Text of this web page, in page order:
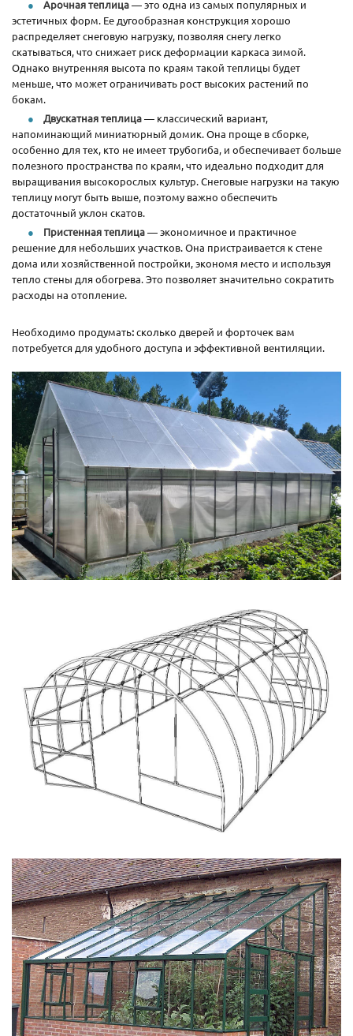
Арочная теплица— это одна из самых популярных и
эстетичных форм. Ее дугообразная конструкция хорошо
распределяет снеговую нагрузку, позволяя снегу легко
скатываться, что снижает риск деформации каркаса зимой.
Однако внутренняя высота по краям такой теплицы будет
меньше, что может ограничивать рост высоких растений по
бокам.
Двускатная теплица— классический вариант,
напоминающий миниатюрный домик. Она проще в сборке,
особенно для тех, кто не имеет трубогиба, и обеспечивает больше
полезного пространства по краям, что идеально подходит для
выращивания высокорослых культур. Снеговые нагрузки на такую
теплицу могут быть выше, поэтому важно обеспечить
достаточный уклон скатов.
Пристенная теплица— экономичное и практичное
решение для небольших участков. Она пристраивается к стене
дома или хозяйственной постройки, экономя место и используя
тепло стены для обогрева. Это позволяет значительно сократить
расходы на отопление.
Необходимо продумать:сколько дверей и форточек вам
потребуется для удобного доступа и эффективной вентиляции.